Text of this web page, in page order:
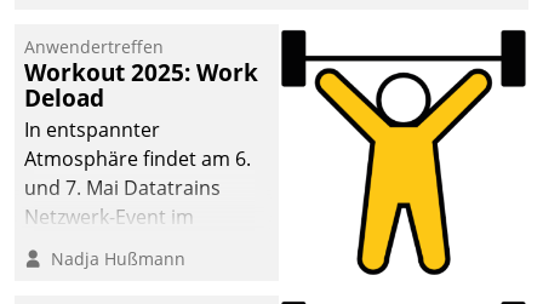
Anwendertreffen
Workout 2025: Work
Deload
In entspannter
Atmosphäre findet am 6.
und 7. Mai Datatrains
Netzwerk-Event im
Kunden- und Partnerkreis
statt. Zentrale Frage: Wie
Nadja Hußmann